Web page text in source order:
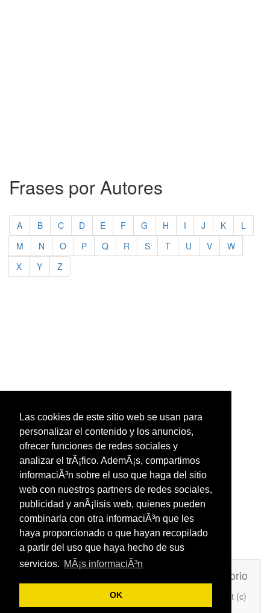
Las cookies de este sitio web se usan para
personalizar el contenido y los anuncios,
ofrecer funciones de redes sociales y
analizar el trÃ¡fico. AdemÃ¡s, compartimos
informaciÃ³n sobre el uso que haga del sitio
web con nuestros partners de redes sociales,
publicidad y anÃ¡lisis web, quienes pueden
combinarla con otra informaciÃ³n que les
haya proporcionado o que hayan recopilado
a partir del uso que haya hecho de sus
servicios. MÃ¡s informaciÃ³n
OK
Frases por Autores
A B C D E F G H I J K
L
M
N O P Q R S T U V
W
X
Y Z
Directorio
Añade Una Frase Célebre a tu web
Copyright (c)
2026